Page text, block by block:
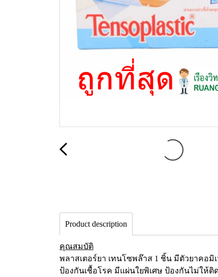
Product description
คุณสมบัติ
พลาสเตอร์ยา เทนโซพล๊าส 1 ชิ้น มีตัวยาคอมิ
ป้องกันเชื้อโรค มีแผ่นใยพิเศษ ป้องกันไม่ให้ติ